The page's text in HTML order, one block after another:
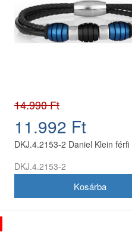
14.990 Ft
11.992 Ft
DKJ.4.2153-2 Daniel Klein
DKJ.4.2153-2